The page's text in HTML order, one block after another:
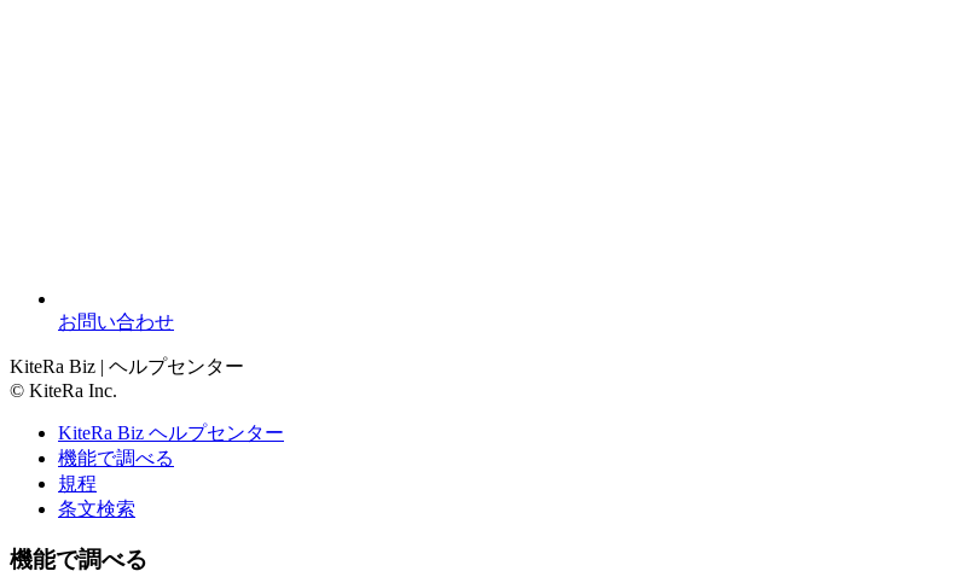
お問い合わせ
KiteRa Biz | ヘルプセンター
© KiteRa Inc.
KiteRa Biz ヘルプセンター
機能で調べる
規程
条文検索
機能で調べる